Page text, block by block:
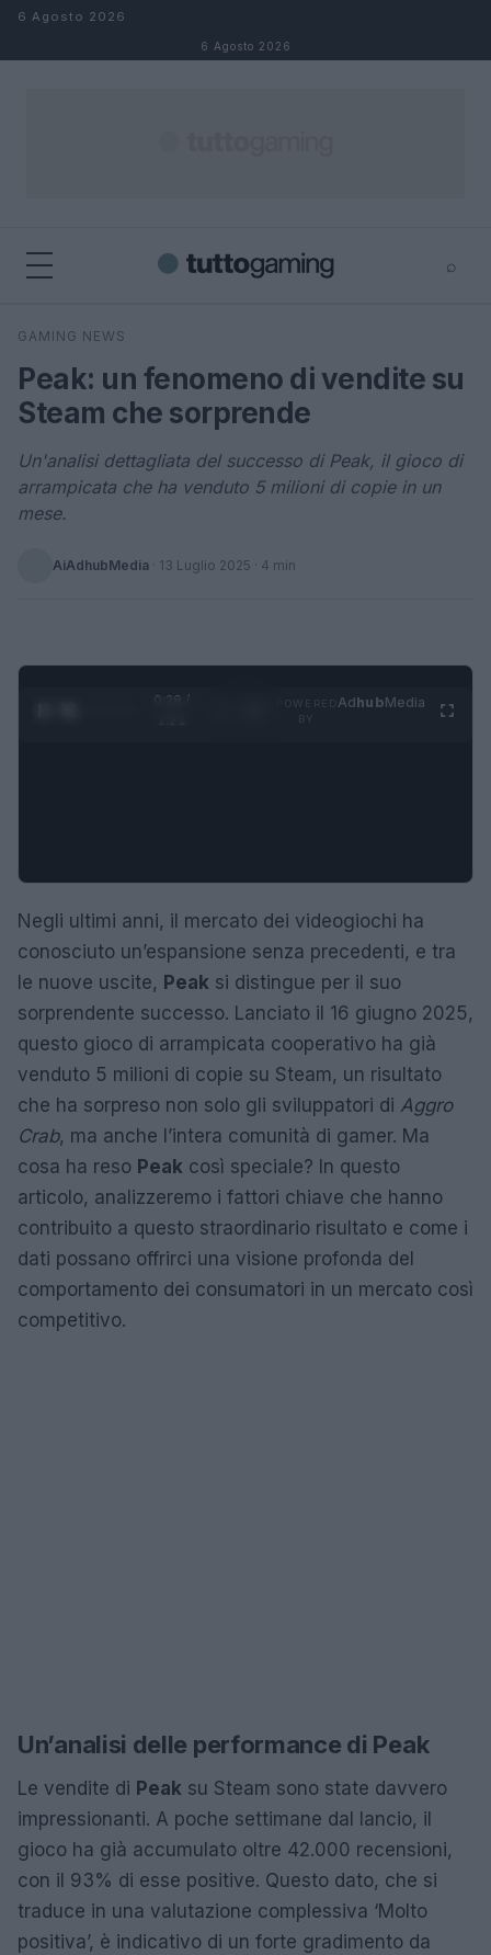
Salta al contenuto
6 Agosto 2026
6 Agosto 2026
⌕
Cerca
GAMING NEWS
Peak: un fenomeno di vendite su
Steam che sorprende
Un'analisi dettagliata del successo di Peak, il gioco di
arrampicata che ha venduto 5 milioni di copie in un
mese.
AiAdhubMedia · 13 Luglio 2025 · 4 min
0:28 /
AdhubMedia
Negli ultimi anni, il mercato dei videogiochi ha
conosciuto un’espansione senza precedenti, e tra
le nuove uscite, Peak si distingue per il suo
sorprendente successo. Lanciato il 16 giugno 2025,
questo gioco di arrampicata cooperativo ha già
venduto 5 milioni di copie su Steam, un risultato
che ha sorpreso non solo gli sviluppatori di Aggro
Crab, ma anche l’intera comunità di gamer. Ma
cosa ha reso Peak così speciale? In questo
articolo, analizzeremo i fattori chiave che hanno
contribuito a questo straordinario risultato e come i
dati possano offrirci una visione profonda del
comportamento dei consumatori in un mercato così
competitivo.
Un’analisi delle performance di Peak
Le vendite di Peak su Steam sono state davvero
impressionanti. A poche settimane dal lancio, il
gioco ha già accumulato oltre 42.000 recensioni,
con il 93% di esse positive. Questo dato, che si
traduce in una valutazione complessiva ‘Molto
positiva’, è indicativo di un forte gradimento da